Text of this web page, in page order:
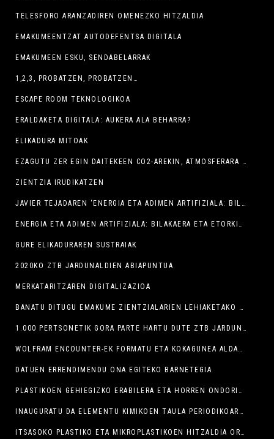
TELESFORO ARANZADIREN OMENEZKO HITZALDIA
EMAKUMEENTZAT AUTODEFENTSA DIGITALA
EMAKUMEEN ESKU, SENDABELARRAK
1,2,3, PROBATZEN, PROBATZEN…
ESCAPE ROOM TEKNOLOGIKOA
ERALDAKETA DIGITALA: AUKERA ALA BEHARRA?
ELIKADURA MITOAK
EZAGUTU ZER EGIN DAITEKEEN CO2-AREKIN, ATMOSFERARA JAURTI BEHARREAN
ZIENTZIA IRUDIKATZEN
JAVIER TEJADAREN ‘ENERGIA ETA ADIMEN ARTIFIZIALA: BILAKAERA ETA ETORKIZUNA’ HITZALDIA HEMEN IKUSGAI
ENERGIA ETA ADIMEN ARTIFIZIALA: BILAKAERA ETA ETORKIZUNA
GURE ELIKADURAREN SUSTRAIAK
2020KO ZTB JARDUNALDIEN ABIAPUNTUA
MERKATARITZAREN DIGITALIZAZIOA
BANATU DITUGU EMAKUME ZIENTZIALARIEN LEHIAKETAKO SARIAK
1.000 PERTSONETIK GORA PARTE HARTU DUTE ZTB JARDUNALDIETAN
WOLFRAM ENCOUNTER-EK FORMATU ETA KOKAGUNEA ALDATU DU
DATUEN ERRENDIMENDU ONA EGITEKO BARNETEGIA
PLASTIKOEN GEHIEGIZKO ERABILERA ETA HORREN ONDORIOAK IZAN DITUGU HIZPIDE
INAUGURATU DA ELEMENTU KIMIKOEN TAULA PERIODIKOAREN ERAKUSKETA
ITSASOKO PLASTIKO ETA MIKROPLASTIKOEN HITZALDIA ORDU LAURDEN ATZERATUKO DA ERAILKETA MATXISTAREN AURKAKO KONTZENTRAZIOA BUKATU ARTE